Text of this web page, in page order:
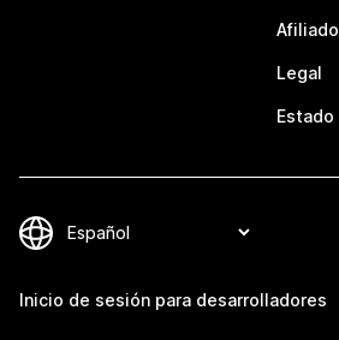
Legal
Inicio de sesión para desarrolladores